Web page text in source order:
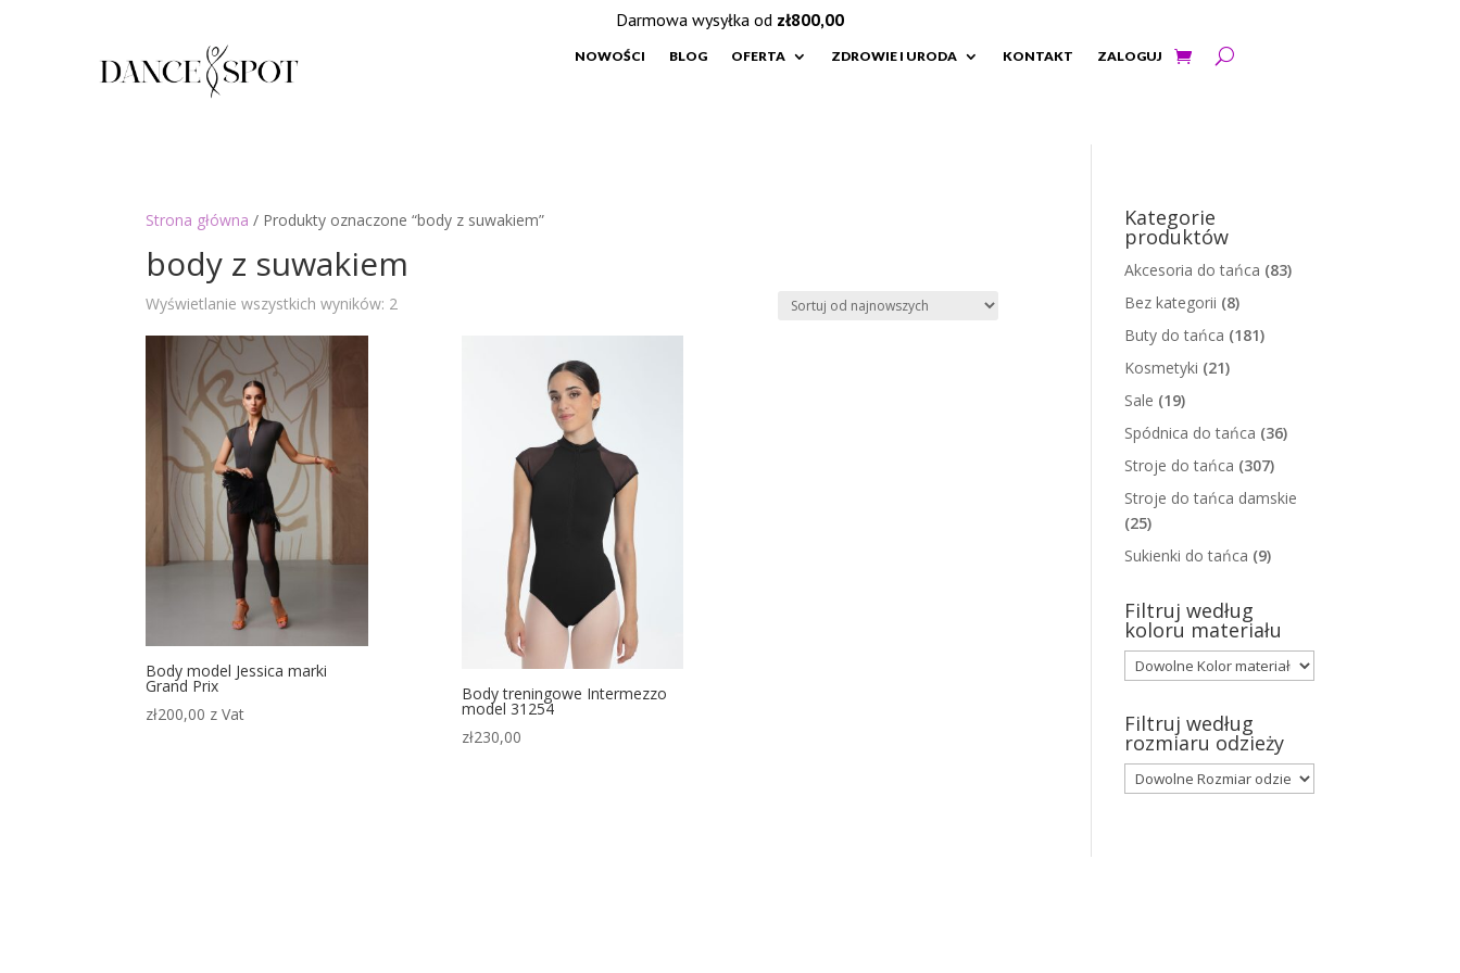
NOWOŚCI BLOG OFERTA ZDROWIE I URODA KONTAKT ZALOGUJ
Strona główna / Produkty oznaczone “body z suwakiem”
body z suwakiem
Wyświetlanie wszystkich wyników: 2
Body model Jessica marki
Grand Prix
zł200,00 z Vat
Body treningowe Intermezzo
model 31254
zł230,00
Kategorie
produktów
Akcesoria do tańca (83)
Bez kategorii (8)
Buty do tańca (181)
Kosmetyki (21)
Sale (19)
Spódnica do tańca (36)
Stroje do tańca (307)
Stroje do tańca damskie
(25)
Sukienki do tańca (9)
Filtruj według
koloru materiału
Filtruj według
rozmiaru odzieży
Darmowa wysyłka od zł800,00